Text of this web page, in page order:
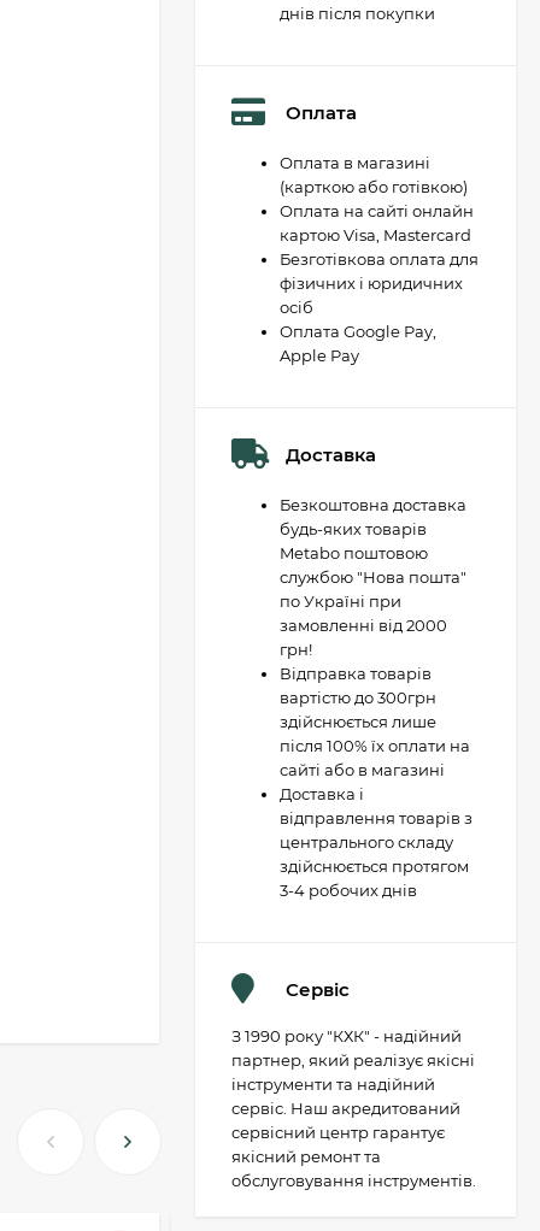
днів після покупки
Оплата
Оплата в магазині
(карткою або готівкою)
Оплата на сайті онлайн
картою Visa, Mastercard
Безготівкова оплата для
фізичних і юридичних
осіб
Оплата Google Pay,
Apple Pay
Доставка
Безкоштовна доставка
будь-яких товарів
Metabo поштовою
службою "Нова пошта"
по Україні при
замовленні від 2000
грн!
Відправка товарів
вартістю до 300грн
здійснюється лише
після 100% їх оплати на
сайті або в магазині
Доставка і
відправлення товарів з
центрального складу
здійснюється протягом
3-4 робочих днів
Сервіс
З 1990 року "КХК" - надійний
партнер, який реалізує якісні
інструменти та надійний
сервіс. Наш акредитований
сервісний центр гарантує
якісний ремонт та
обслуговування інструментів.